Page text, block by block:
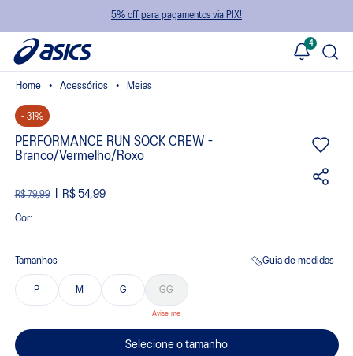
5% off para pagamentos via PIX!
4
Acessórios Meias
- 31%
PERFORMANCE RUN SOCK CREW -
Branco/Vermelho/Roxo
R$ 79,99 R$ 54,99
Cor:
Tamanhos Guia de medidas
P M G GG
Selecione o tamanho